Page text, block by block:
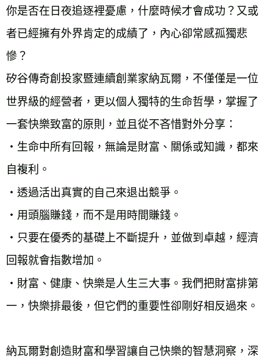
你是否在日夜追逐裡憂慮，什麼時候才會成功？又或
者已經擁有外界肯定的成績了，內心卻常感孤獨悲
慘？
矽谷傳奇創投家暨連續創業家納瓦爾，不僅僅是一位
世界級的經營者，更以個人獨特的生命哲學，掌握了
一套快樂致富的原則，並且從不吝惜對外分享：
‧生命中所有回報，無論是財富、關係或知識，都來
自複利。
‧透過活出真實的自己來退出競爭。
‧用頭腦賺錢，而不是用時間賺錢。
‧只要在優秀的基礎上不斷提升，並做到卓越，經濟
回報就會指數增加。
‧財富、健康、快樂是人生三大事。我們把財富排第
一，快樂排最後，但它們的重要性卻剛好相反過來。
納瓦爾對創造財富和學習讓自己快樂的智慧洞察，深